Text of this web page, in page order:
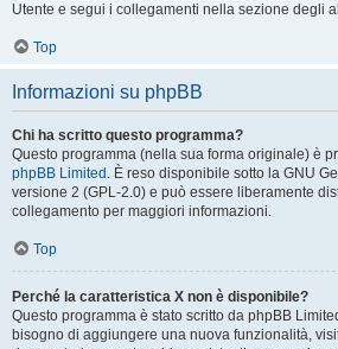
Utente e segui i collegamenti nella sezione degli
Top
Informazioni su phpBB
Chi ha scritto questo programma?
Questo programma (nella sua forma originale) è
phpBB Limited . È reso disponibile sotto la GNU
versione 2 (GPL-2.0) e può essere liberamente
collegamento per maggiori informazioni.
Top
Perché la caratteristica X non è disponibile?
Questo programma è stato scritto da phpBB
bisogno di aggiungere una nuova funzionalità,